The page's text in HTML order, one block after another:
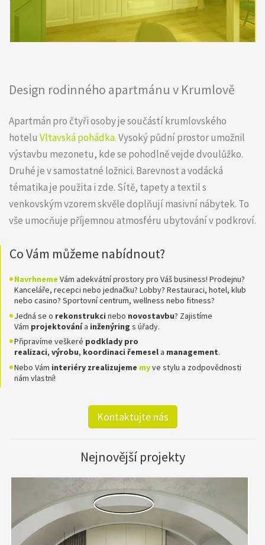
Design rodinného apartmánu v Krumlově
Apartmán pro čtyři osoby je součástí krumlovského
hotelu Vltavská pohádka.Vysoký půdní prostor umožnil
výstavbu mezonetu, kde se pohodlně vejde dvoulůžko.
Druhé je v samostatné ložnici. Barevnost a vodácká
tématika je použita i zde. Sítě, tapety a textil s
venkovským vzorem skvěle doplňují masivní nábytek. To
vše umocňuje příjemnou atmosféru ubytování v podkroví.
Co Vám můžeme nabídnout?
Navrhneme Vám adekvátní prostory pro Váš business! Prodejnu?
Kanceláře, recepci nebo jednačku? Lobby? Restauraci, hotel, klub
nebo casino? Sportovní centrum, wellness nebo fitness?
Jedná se o rekonstrukci nebo novostavbu? Zajistíme
Vám projektovánía inženýring s úřady.
Připravíme veškeré podklady pro
realizaci, výrobu, koordinaci řemesela management.
Nebo Vám interiéry zrealizujeme myve stylu a zodpovědnosti
nám vlastní!
Kontaktujte nás
Nejnovější projekty